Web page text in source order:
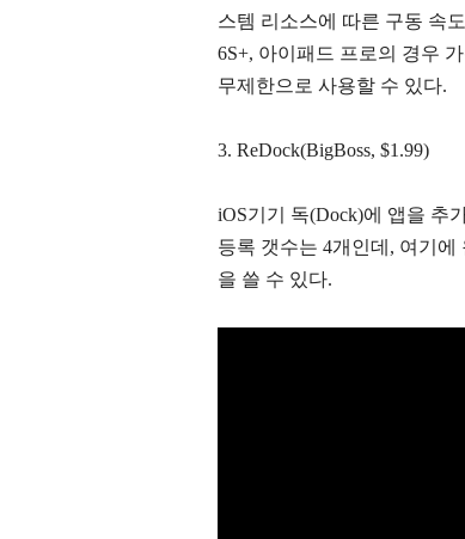
스템 리소스에 따른 구동 속
6S+, 아이패드 프로의 경우
무제한으로 사용할 수 있다.
3. ReDock(BigBoss, $1.99)
iOS기기 독(Dock)에 앱을 추
등록 갯수는 4개인데, 여기에
을 쓸 수 있다.